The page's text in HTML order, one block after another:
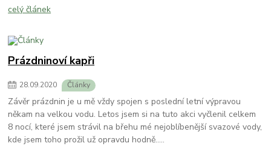
celý článek
Prázdninoví kapři
28.09.2020 Články
Závěr prázdnin je u mě vždy spojen s poslední letní výpravou
někam na velkou vodu. Letos jsem si na tuto akci vyčlenil celkem
8 nocí, které jsem strávil na břehu mé nejoblíbenější svazové vody,
kde jsem toho prožil už opravdu hodně.....